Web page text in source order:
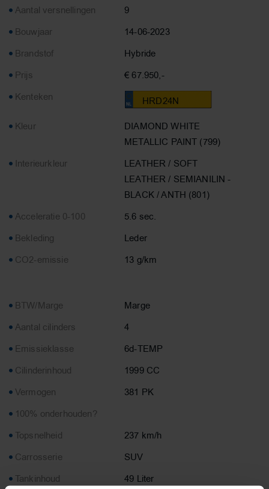
Aantal versnellingen
9
Bouwjaar
14-06-2023
Brandstof
Hybride
Prijs
€ 67.950,-
Kenteken
HRD24N
Kleur
DIAMOND WHITE
METALLIC PAINT (799)
Interieurkleur
LEATHER / SOFT
LEATHER / SEMIANILIN -
BLACK / ANTH (801)
Acceleratie 0-100
5.6 sec.
Bekleding
Leder
CO2-emissie
13 g/km
BTW/Marge
Marge
Aantal cilinders
4
Emissieklasse
6d-TEMP
Cilinderinhoud
1999 CC
Vermogen
381 PK
100% onderhouden?
Topsnelheid
237 km/h
Carrosserie
SUV
Tankinhoud
49 Liter